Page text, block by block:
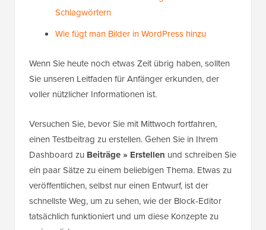
Schlagwörtern
Wie fügt man Bilder in WordPress hinzu
Wenn Sie heute noch etwas Zeit übrig haben, sollten
Sie unseren Leitfaden für Anfänger erkunden, der
voller nützlicher Informationen ist.
Versuchen Sie, bevor Sie mit Mittwoch fortfahren,
einen Testbeitrag zu erstellen. Gehen Sie in Ihrem
Dashboard zu Beiträge » Erstellen und schreiben Sie
ein paar Sätze zu einem beliebigen Thema. Etwas zu
veröffentlichen, selbst nur einen Entwurf, ist der
schnellste Weg, um zu sehen, wie der Block-Editor
tatsächlich funktioniert und um diese Konzepte zu